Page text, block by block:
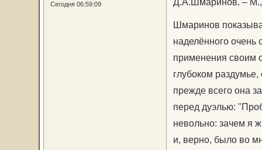
Сегодня 06:59:09
Шмаринов
наделённого очень
применения своим
глубоком
прежде всего она
перед дуэлью:
невольно: зачем я
и, верно, было во